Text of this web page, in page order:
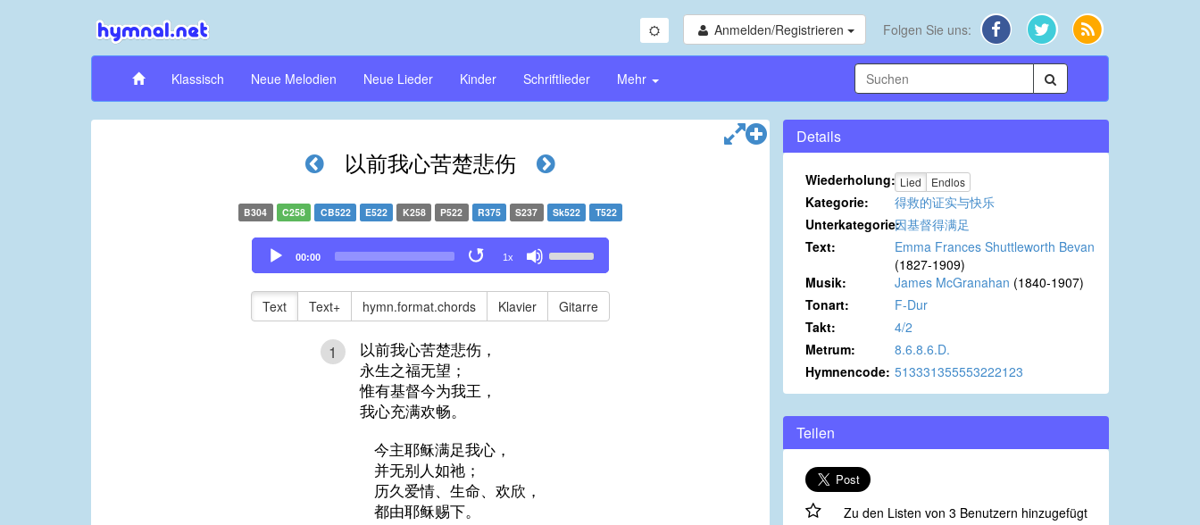
Anmelden/Registrieren Folgen Sie uns:
Klassisch Neue Melodien Neue Lieder Kinder Schriftlieder Mehr
以前我心苦楚悲伤
B304 C258 CB522 E522 K258 P522 R375 S237 Sk522 T522
Audio
Player
00:00 1x
Up/Down
keys
to
Text Text+ hymn.format.chords Klavier Gitarre
1
以前我心苦楚悲伤，
永生之福无望；
惟有基督今为我王，
我心充满欢畅。
今主耶稣满足我心，
并无别人如祂；
历久爱情、生命、欢欣，
都由耶稣赐下。
Details
Wiederholung: Lied Endlos
Kategorie:
得救的证实与快乐
Unterkategorie:因基督得满足
Text:
Emma Frances Shuttleworth Bevan
(1827-1909)
Musik:
James McGranahan (1840-1907)
Tonart:
F-Dur
Takt:
4/2
Metrum:
8.6.8.6.D.
Hymnencode: 513331355553222123
Teilen
Zu den Listen von 3 Benutzern hinzugefügt